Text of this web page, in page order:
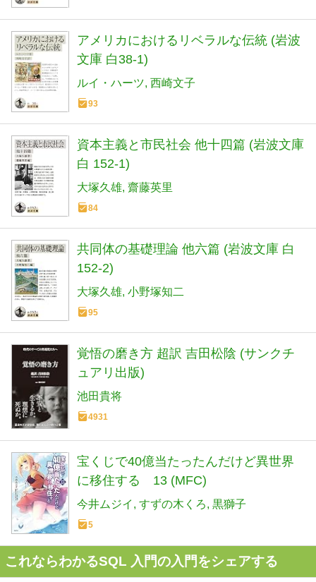
アメリカにおけるリベラルな伝統 (岩波
文庫 白38-1)
ルイ・ハーツ 西崎文子
93
資本主義と市民社会 他十四篇 (岩波文庫
白 152-1)
大塚久雄 齋藤英里
84
共同体の基礎理論 他六篇 (岩波文庫 白
152-2)
大塚久雄 小野塚知二
95
覚悟の磨き方 超訳 吉田松陰 (サンクチ
ュアリ出版)
池田貴将
4931
宝くじで40億当たったんだけど異世界
に移住する 13 (MFC)
今井ムジイ すずの木くろ 黒獅子
5
これならわかるSQL 入門の入門をシェアする